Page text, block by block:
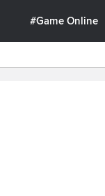
#Game Online